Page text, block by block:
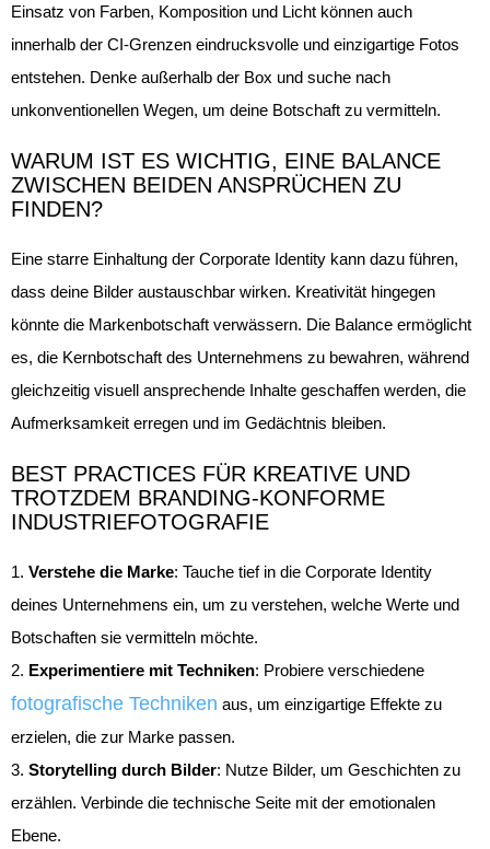
Einsatz von Farben, Komposition und Licht können auch
innerhalb der CI-Grenzen eindrucksvolle und einzigartige Fotos
entstehen. Denke außerhalb der Box und suche nach
unkonventionellen Wegen, um deine Botschaft zu vermitteln.
WARUM IST ES WICHTIG, EINE BALANCE
ZWISCHEN BEIDEN ANSPRÜCHEN ZU
FINDEN?
Eine starre Einhaltung der Corporate Identity kann dazu führen,
dass deine Bilder austauschbar wirken. Kreativität hingegen
könnte die Markenbotschaft verwässern. Die Balance ermöglicht
es, die Kernbotschaft des Unternehmens zu bewahren, während
gleichzeitig visuell ansprechende Inhalte geschaffen werden, die
Aufmerksamkeit erregen und im Gedächtnis bleiben.
BEST PRACTICES FÜR KREATIVE UND
TROTZDEM BRANDING-KONFORME
INDUSTRIEFOTOGRAFIE
Verstehe die Marke: Tauche tief in die Corporate Identity
deines Unternehmens ein, um zu verstehen, welche Werte und
Botschaften sie vermitteln möchte.
Experimentiere mit Techniken: Probiere verschiedene
fotografische Techniken aus, um einzigartige Effekte zu
erzielen, die zur Marke passen.
Storytelling durch Bilder: Nutze Bilder, um Geschichten zu
erzählen. Verbinde die technische Seite mit der emotionalen
Ebene.